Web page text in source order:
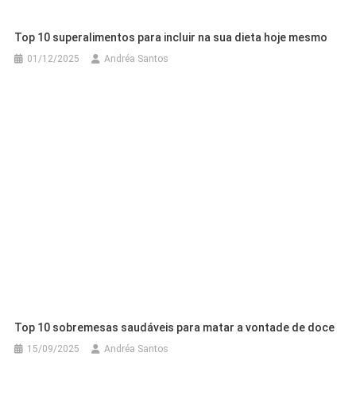
Top 10 superalimentos para incluir na sua dieta hoje mesmo
01/12/2025 Andréa Santos
Top 10 sobremesas saudáveis para matar a vontade de doce
15/09/2025 Andréa Santos